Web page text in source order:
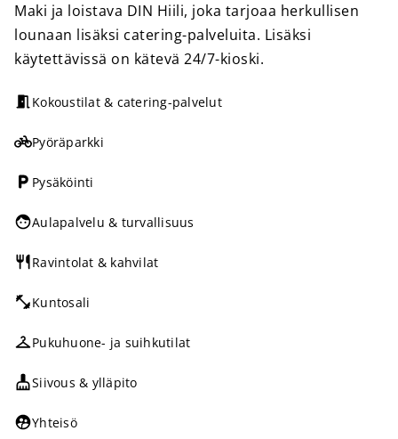
Maki ja loistava DIN Hiili, joka tarjoaa herkullisen
lounaan lisäksi catering-palveluita. Lisäksi
käytettävissä on kätevä 24/7-kioski.
Kokoustilat & catering-palvelut
Pyöräparkki
Pysäköinti
Aulapalvelu & turvallisuus
Ravintolat & kahvilat
Kuntosali
Pukuhuone- ja suihkutilat
Siivous & ylläpito
Yhteisö